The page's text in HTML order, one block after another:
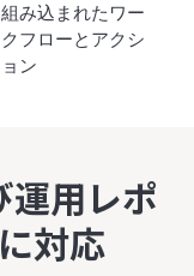
組み込まれたワー
クフローとアクシ
ョン
運用レポ
対応